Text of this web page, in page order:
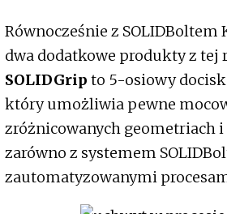
Równocześnie z SOLIDBoltem
dwa dodatkowe produkty z tej
SOLIDGrip to 5-osiowy
który umożliwia pewne
zróżnicowanych geometriach
zarówno z systemem
zautomatyzowanymi